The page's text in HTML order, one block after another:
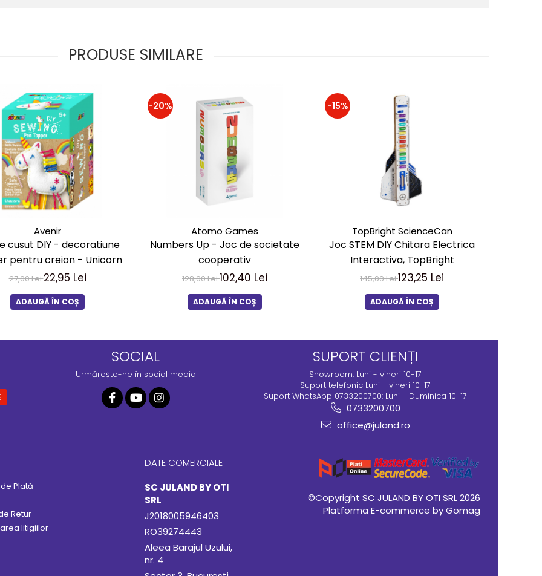
PRODUSE SIMILARE
Avenir
cusut DIY - decoratiune
pentru creion - Unicorn
27,00 Lei22,95 Lei
ADAUGĂ ÎN COȘ
-20%
Atomo Games
Numbers Up - Joc de societate
cooperativ
128,00 Lei102,40 Lei
ADAUGĂ ÎN COȘ
-15%
TopBright ScienceCan
Joc STEM DIY Chitara Electrica
Interactiva, TopBright
145,00 Lei123,25 Lei
ADAUGĂ ÎN COȘ
SOCIAL
Urmărește-ne în social media
SUPORT CLIENȚI
Showroom: Luni - vineri 10-17
Suport telefonic Luni - vineri 10-17
Suport WhatsApp 0733200700: Luni - Duminica 10-17
0733200700
office@juland.ro
Plată
Retur
litigiilor
DATE COMERCIALE
SC JULAND BY OTI
SRL
J2018005946403
RO39274443
Aleea Barajul Uzului,
nr. 4
©Copyright SC JULAND BY OTI SRL 2026
Platforma E-commerce by Gomag